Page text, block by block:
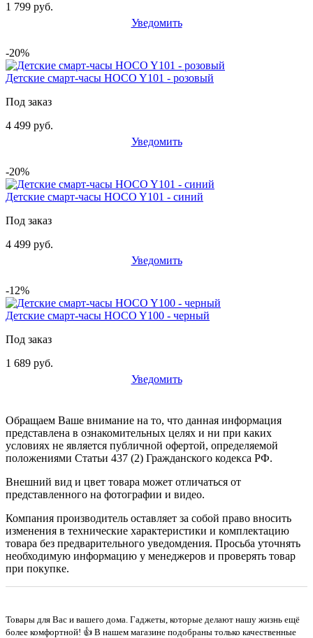
1 799 руб.
Уведомить
-20%
Детские смарт-часы HOCO Y101 - розовый
Под заказ
4 499 руб.
Уведомить
-20%
Детские смарт-часы HOCO Y101 - синий
Под заказ
4 499 руб.
Уведомить
-12%
Детские смарт-часы HOCO Y100 - черный
Под заказ
1 689 руб.
Уведомить
Обращаем Ваше внимание на то, что данная информация
представлена в ознакомительных целях и ни при каких
условиях не является публичной офертой, определяемой
положениями Статьи 437 (2) Гражданского кодекса РФ.
Внешний вид и цвет товара может отличаться от
представленного на фотографии и видео.
Компания производитель оставляет за собой право вносить
изменения в технические характеристики и комплектацию
товара без предварительного уведомдения. Просьба уточнять
необходимую информацию у менеджеров и проверять товар
при покупке.
Товары для Вас и вашего дома. Гаджеты, которые делают нашу жизнь ещё
более комфортной! 👍 В нашем магазине подобраны только качественные